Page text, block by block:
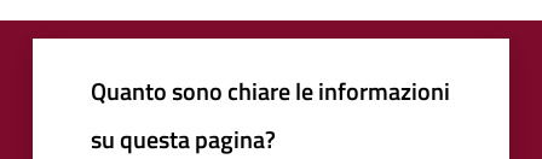
Quanto sono chiare le informazioni
su questa pagina?